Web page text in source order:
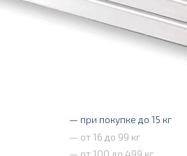
— при покупке до 15 кг
— от 16 до 99 кг
— от 100 до 499 кг